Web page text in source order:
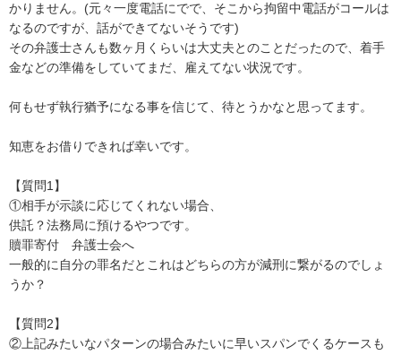
かりません。(元々一度電話にでで、そこから拘留中電話がコールは
なるのですが、話ができてないそうです)
その弁護士さんも数ヶ月くらいは大丈夫とのことだったので、着手
金などの準備をしていてまだ、雇えてない状況です。
何もせず執行猶予になる事を信じて、待とうかなと思ってます。
知恵をお借りできれば幸いです。
【質問1】
①相手が示談に応じてくれない場合、
供託？法務局に預けるやつです。
贖罪寄付　弁護士会へ
一般的に自分の罪名だとこれはどちらの方が減刑に繋がるのでしょ
うか？
【質問2】
②上記みたいなパターンの場合みたいに早いスパンでくるケースも